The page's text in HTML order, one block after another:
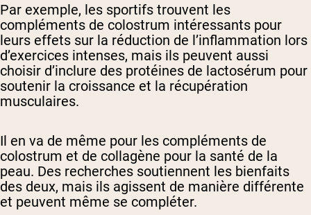
Par exemple, les sportifs trouvent les
compléments de colostrum intéressants pour
leurs effets sur la réduction de l’inflammation lors
d’exercices intenses, mais ils peuvent aussi
choisir d’inclure des protéines de lactosérum pour
soutenir la croissance et la récupération
musculaires.
Il en va de même pour les compléments de
colostrum et de collagène pour la santé de la
peau. Des recherches soutiennent les bienfaits
des deux, mais ils agissent de manière différente
et peuvent même se compléter.